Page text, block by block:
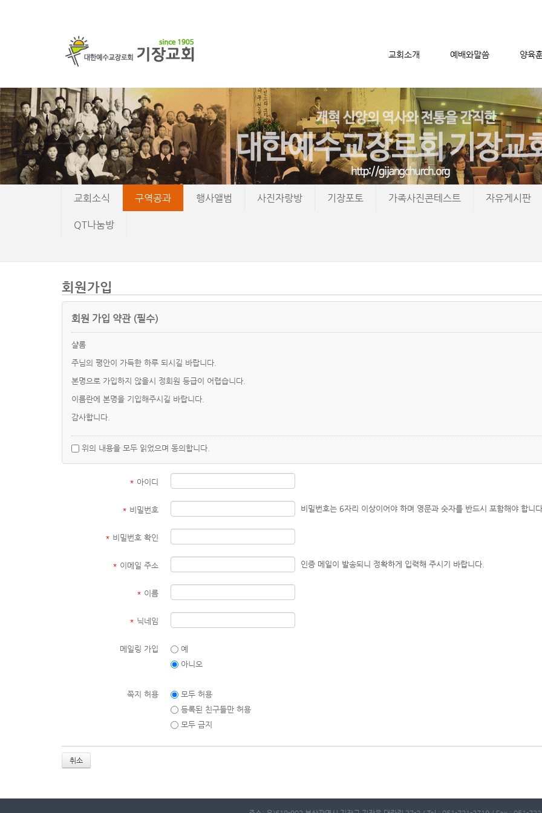
교회소개 예배와말씀 양육
메뉴 건너뛰기
교회소식 구역공과 행사앨범 사진자랑방 기장포토 가족사진콘테스트 자유게시판
QT나눔방
회원가입
회원 가입 약관 (필수)
샬롬
주님의 평안이 가득한 하루 되시길 바랍니다.
본명으로 가입하지 않을시 정회원 등급이 어렵습니다.
이름란에 본명을 기입해주시길 바랍니다.
감사합니다.
위의 내용을 모두 읽었으며 동의합니다.
* 아이디
* 비밀번호 비밀번호는 6자리 이상이어야 하며 영문과 숫자를 반드시 포함해야 합니
* 비밀번호 확인
* 이메일 주소 인증 메일이 발송되니 정확하게 입력해 주시기 바랍니다.
* 이름
* 닉네임
메일링 가입
예
아니오
쪽지 허용
모두 허용
등록된 친구들만 허용
모두 금지
취소